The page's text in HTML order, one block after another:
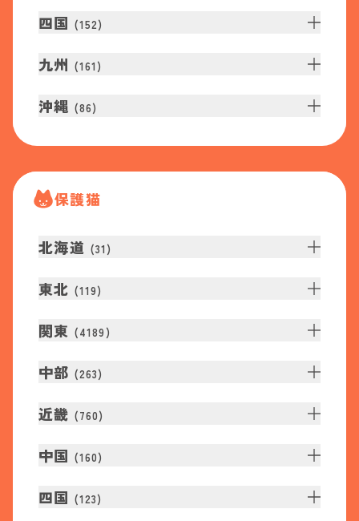
四国 (152)
九州 (161 )
沖縄 (86)
保護猫
北海道 (31 )
東北 (119)
関東 (4189 )
中部 (263)
近畿 (760)
中国 (160)
四国 (123)